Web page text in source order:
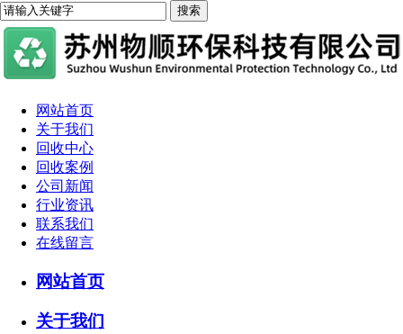
网站首页
关于我们
回收中心
回收案例
公司新闻
行业资讯
联系我们
在线留言
网站首页
关于我们